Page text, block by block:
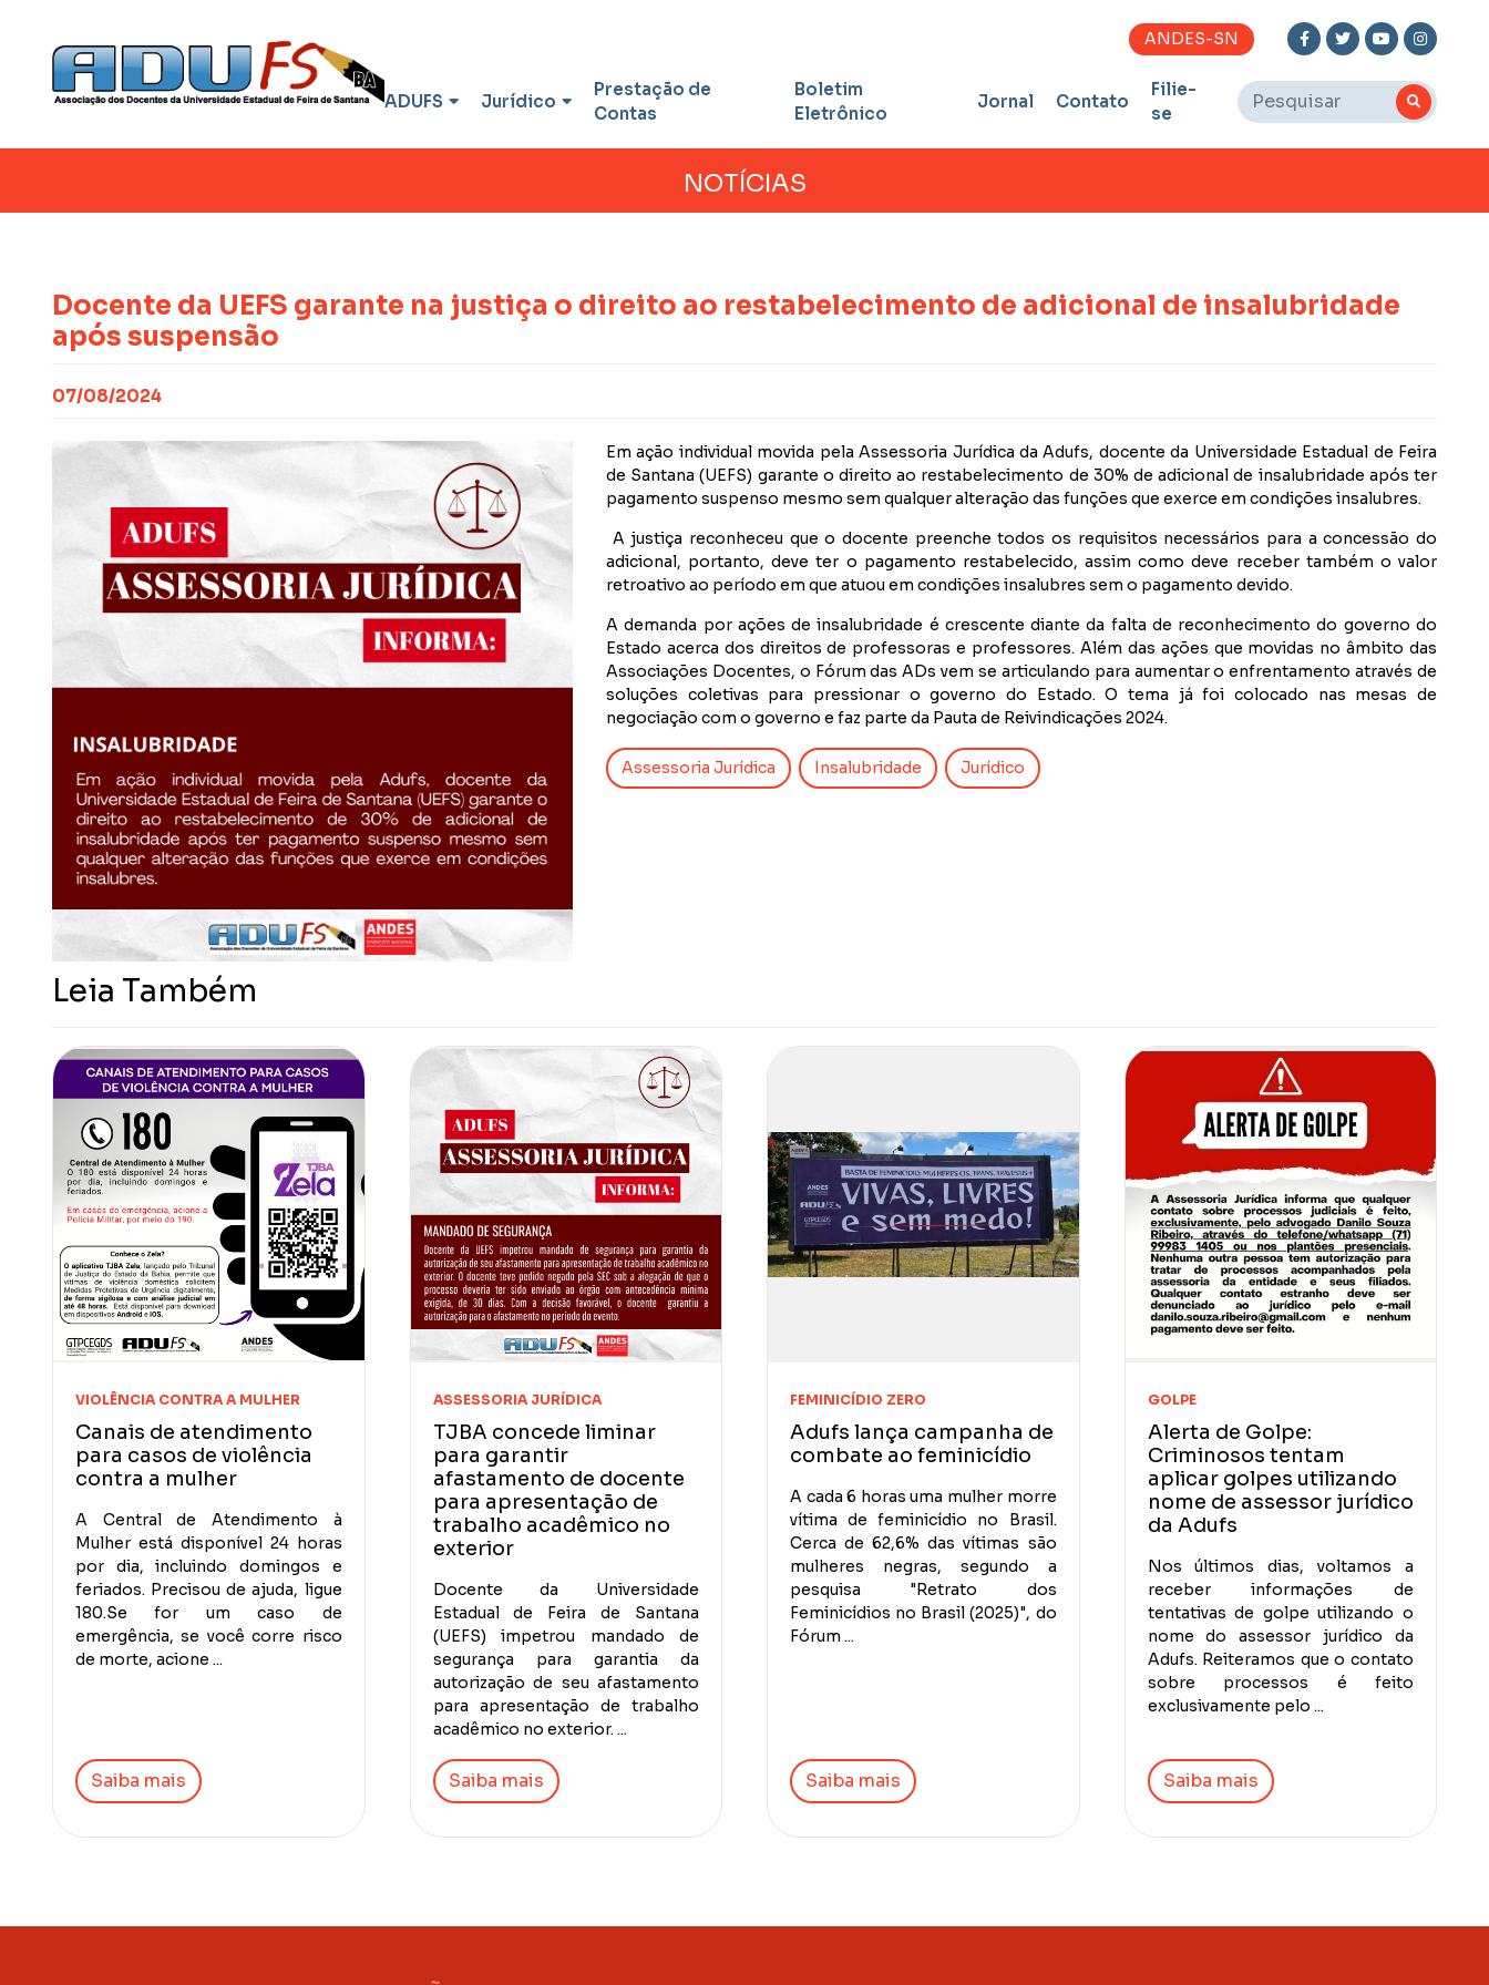
ANDES-SN
ADUFS Jurídico
Prestação de
Contas
Boletim
Eletrônico
Jornal Contato
Filie-
se
NOTÍCIAS
Docente da UEFS garante na justiça o direito ao restabelecimento de adicional de insalubridade
após suspensão
07/08/2024
Em ação individual movida pela Assessoria Jurídica da Adufs, docente da Universidade Estadual de Feira
de Santana (UEFS) garante o direito ao restabelecimento de 30% de adicional de insalubridade após ter
pagamento suspenso mesmo sem qualquer alteração das funções que exerce em condições insalubres.
A justiça reconheceu que o docente preenche todos os requisitos necessários para a concessão do
adicional, portanto, deve ter o pagamento restabelecido, assim como deve receber também o valor
retroativo ao período em que atuou em condições insalubres sem o pagamento devido.
A demanda por ações de insalubridade é crescente diante da falta de reconhecimento do governo do
Estado acerca dos direitos de professoras e professores. Além das ações que movidas no âmbito das
Associações Docentes, o Fórum das ADs vem se articulando para aumentar o enfrentamento através de
soluções coletivas para pressionar o governo do Estado. O tema já foi colocado nas mesas de
negociação com o governo e faz parte da Pauta de Reivindicações 2024.
Assessoria Jurídica Insalubridade Jurídico
Leia Também
VIOLÊNCIA CONTRA A MULHER
Canais de atendimento
para casos de violência
contra a mulher
A Central de Atendimento à
Mulher está disponível 24 horas
por dia, incluindo domingos e
feriados. Precisou de ajuda, ligue
180.Se for um caso de
emergência, se você corre risco
de morte, acione ...
Saiba mais
ASSESSORIA JURÍDICA
TJBA concede liminar
para garantir
afastamento de docente
para apresentação de
trabalho acadêmico no
exterior
Docente da Universidade
Estadual de Feira de Santana
(UEFS) impetrou mandado de
segurança para garantia da
autorização de seu afastamento
para apresentação de trabalho
acadêmico no exterior. ...
Saiba mais
FEMINICÍDIO ZERO
Adufs lança campanha de
combate ao feminicídio
A cada 6 horas uma mulher morre
vítima de feminicídio no Brasil.
Cerca de 62,6% das vítimas são
mulheres negras, segundo a
pesquisa "Retrato dos
Feminicídios no Brasil (2025)", do
Fórum ...
Saiba mais
GOLPE
Alerta de Golpe:
Criminosos tentam
aplicar golpes utilizando
nome de assessor jurídico
da Adufs
Nos últimos dias, voltamos a
receber informações de
tentativas de golpe utilizando o
nome do assessor jurídico da
Adufs. Reiteramos que o contato
sobre processos é feito
exclusivamente pelo ...
Saiba mais